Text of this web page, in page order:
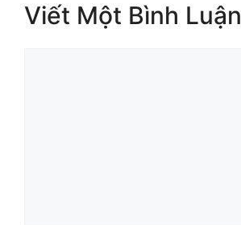
Viết Một Bình Luận